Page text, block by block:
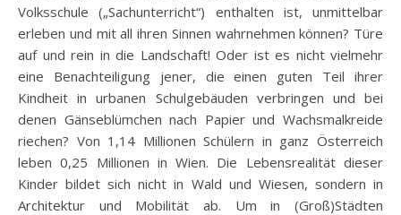
Volksschule („Sachunterricht“) enthalten ist, unmittelbar
erleben und mit all ihren Sinnen wahrnehmen können? Türe
auf und rein in die Landschaft! Oder ist es nicht vielmehr
eine Benachteiligung jener, die einen guten Teil ihrer
Kindheit in urbanen Schulgebäuden verbringen und bei
denen Gänseblümchen nach Papier und Wachsmalkreide
riechen? Von 1,14 Millionen Schülern in ganz Österreich
leben 0,25 Millionen in Wien. Die Lebensrealität dieser
Kinder bildet sich nicht in Wald und Wiesen, sondern in
Architektur und Mobilität ab. Um in (Groß)Städten